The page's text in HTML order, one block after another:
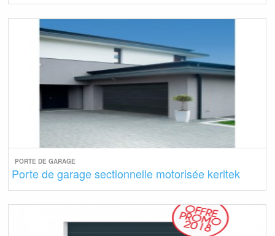
PORTE DE GARAGE
Porte de garage sectionnelle motorisée keritek